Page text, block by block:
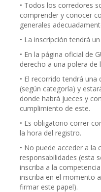
• Todos los corredores
comprender y conocer
generales
• La inscripción tendrá
• En la página oficial de
derecho a una polera de
• El recorrido tendrá una
(según categoría) y
donde habrá jueces y
cumplimiento de este.
• Es obligatorio correr
la hora del registro.
• No puede acceder a la
responsabilidades (esta
inscriba a la
inscriba en el momento
firmar este papel).